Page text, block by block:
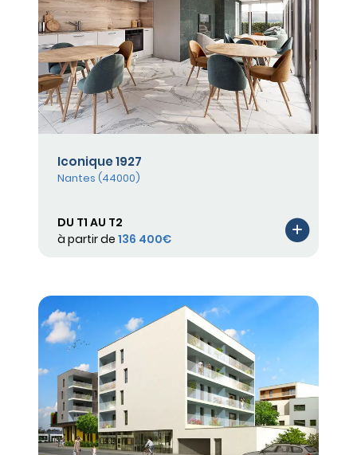
Iconique 1927
Nantes (44000)
DU T1 AU T2
à partir de 136 400€